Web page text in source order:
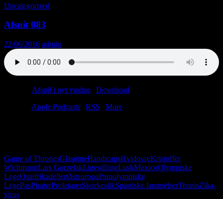
Uncategorized
Afsnit 083
22/06/2016 admin
Afspil i nyt vindue Download
Apple Podcasts RSS
More
Game of ThronesGlasøjneHandicapsHvidovreKristoffer
WichmannLars GorzelakLigestillingLuskMexicoOlympiske
LegeOstefrikadellerØsteuropaParaolympiske
LegePasPiraterProletarerSkurkeslikSpastiske lammelserTennisZika-
virus